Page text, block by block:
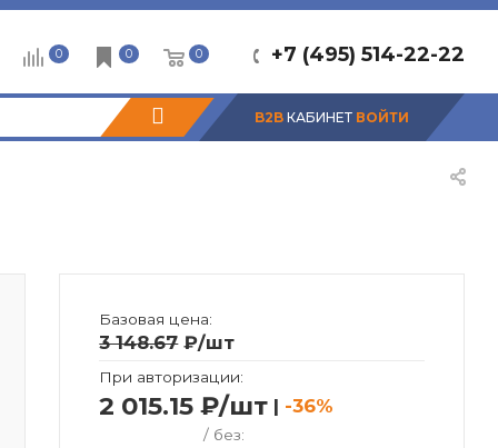
+7 (495) 514-22-22
0 0 0
B2B КАБИНЕТ ВОЙТИ
Базовая цена:
3 148.67₽/шт
При авторизации:
2 015.15 ₽/шт | -36%
/ без: